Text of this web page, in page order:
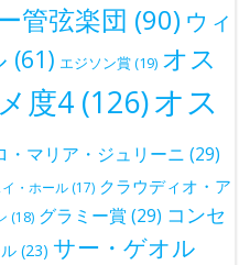
管弦楽団 (90) ウィ
(61) エジソン賞(19) オス
度4 (126)オス
・マリア・ジュリーニ (29)
・ホール (17) クラウディオ・ア
(18) グラミー賞 (29) コンセ
(23) サー・ゲオル